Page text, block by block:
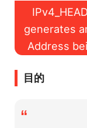
generates
Address
目的
“